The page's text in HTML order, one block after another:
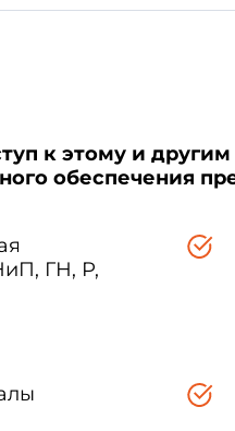
высоте и положению
выступа для упора
Отклонение от
для панелей длиной:
к этому и
обеспечения
ГН, Р,